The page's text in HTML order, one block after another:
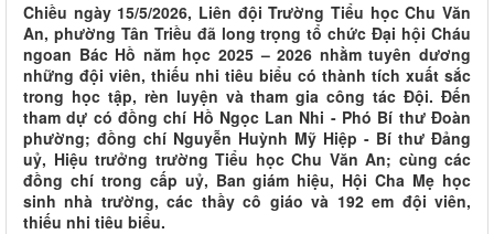
Chiều ngày 15/5/2026, Liên đội Trường Tiểu học Chu Văn
An, phường Tân Triều đã long trọng tổ chức Đại hội Cháu
ngoan Bác Hồ năm học 2025 – 2026 nhằm tuyên dương
những đội viên, thiếu nhi tiêu biểu có thành tích xuất sắc
trong học tập, rèn luyện và tham gia công tác Đội. Đến
tham dự có đồng chí Hồ Ngọc Lan Nhi - Phó Bí thư Đoàn
phường; đồng chí Nguyễn Huỳnh Mỹ Hiệp - Bí thư Đảng
uỷ, Hiệu trưởng trường Tiểu học Chu Văn An; cùng các
đồng chí trong cấp uỷ, Ban giám hiệu, Hội Cha Mẹ học
sinh nhà trường, các thầy cô giáo và 192 em đội viên,
thiếu nhi tiêu biểu.